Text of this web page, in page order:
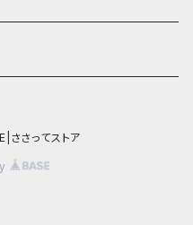
さってストア